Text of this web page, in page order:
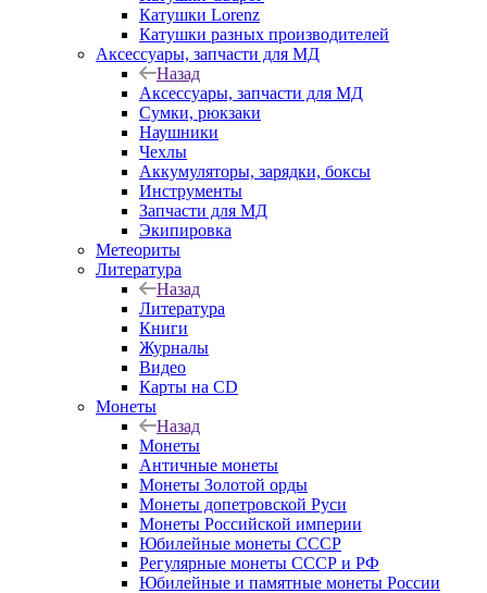
Катушки Lorenz
Катушки разных производителей
Аксессуары, запчасти для МД
Назад
Аксессуары, запчасти для МД
Сумки, рюкзаки
Наушники
Чехлы
Аккумуляторы, зарядки, боксы
Инструменты
Запчасти для МД
Экипировка
Метеориты
Литература
Назад
Литература
Книги
Журналы
Видео
Карты на CD
Монеты
Назад
Монеты
Античные монеты
Монеты Золотой орды
Монеты допетровской Руси
Монеты Российской империи
Юбилейные монеты СССР
Регулярные монеты СССР и РФ
Юбилейные и памятные монеты России